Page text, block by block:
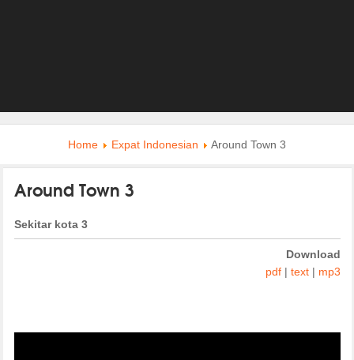
Home Expat Indonesian Around Town 3
Around Town 3
Sekitar kota 3
Download
pdf| text| mp3